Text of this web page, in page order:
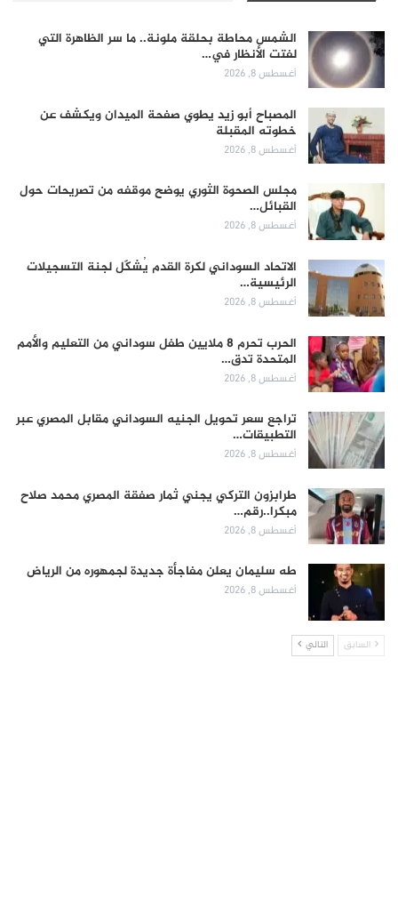
الشمس محاطة بحلقة ملونة.. ما سر الظاهرة التي
لفتت الأنظار في…
أغسطس 8, 2026
المصباح أبو زيد يطوي صفحة الميدان ويكشف عن
خطوته المقبلة
أغسطس 8, 2026
مجلس الصحوة الثوري يوضح موقفه من تصريحات حول
القبائل…
أغسطس 8, 2026
الاتحاد السوداني لكرة القدم يُشكّل لجنة التسجيلات
الرئيسية…
أغسطس 8, 2026
الحرب تحرم 8 ملايين طفل سوداني من التعليم والأمم
المتحدة تدق…
أغسطس 8, 2026
تراجع سعر تحويل الجنيه السوداني مقابل المصري عبر
التطبيقات…
أغسطس 8, 2026
طرابزون التركي يجني ثمار صفقة المصري محمد صلاح
مبكرا..رقم…
أغسطس 8, 2026
طه سليمان يعلن مفاجأة جديدة لجمهوره من الرياض
أغسطس 8, 2026
السابق التالي